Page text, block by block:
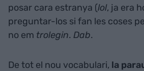
posar cara estranya (lol, ja era
preguntar-los si fan les coses
no em trolegin. Dab.
De tot el nou vocabulari, la